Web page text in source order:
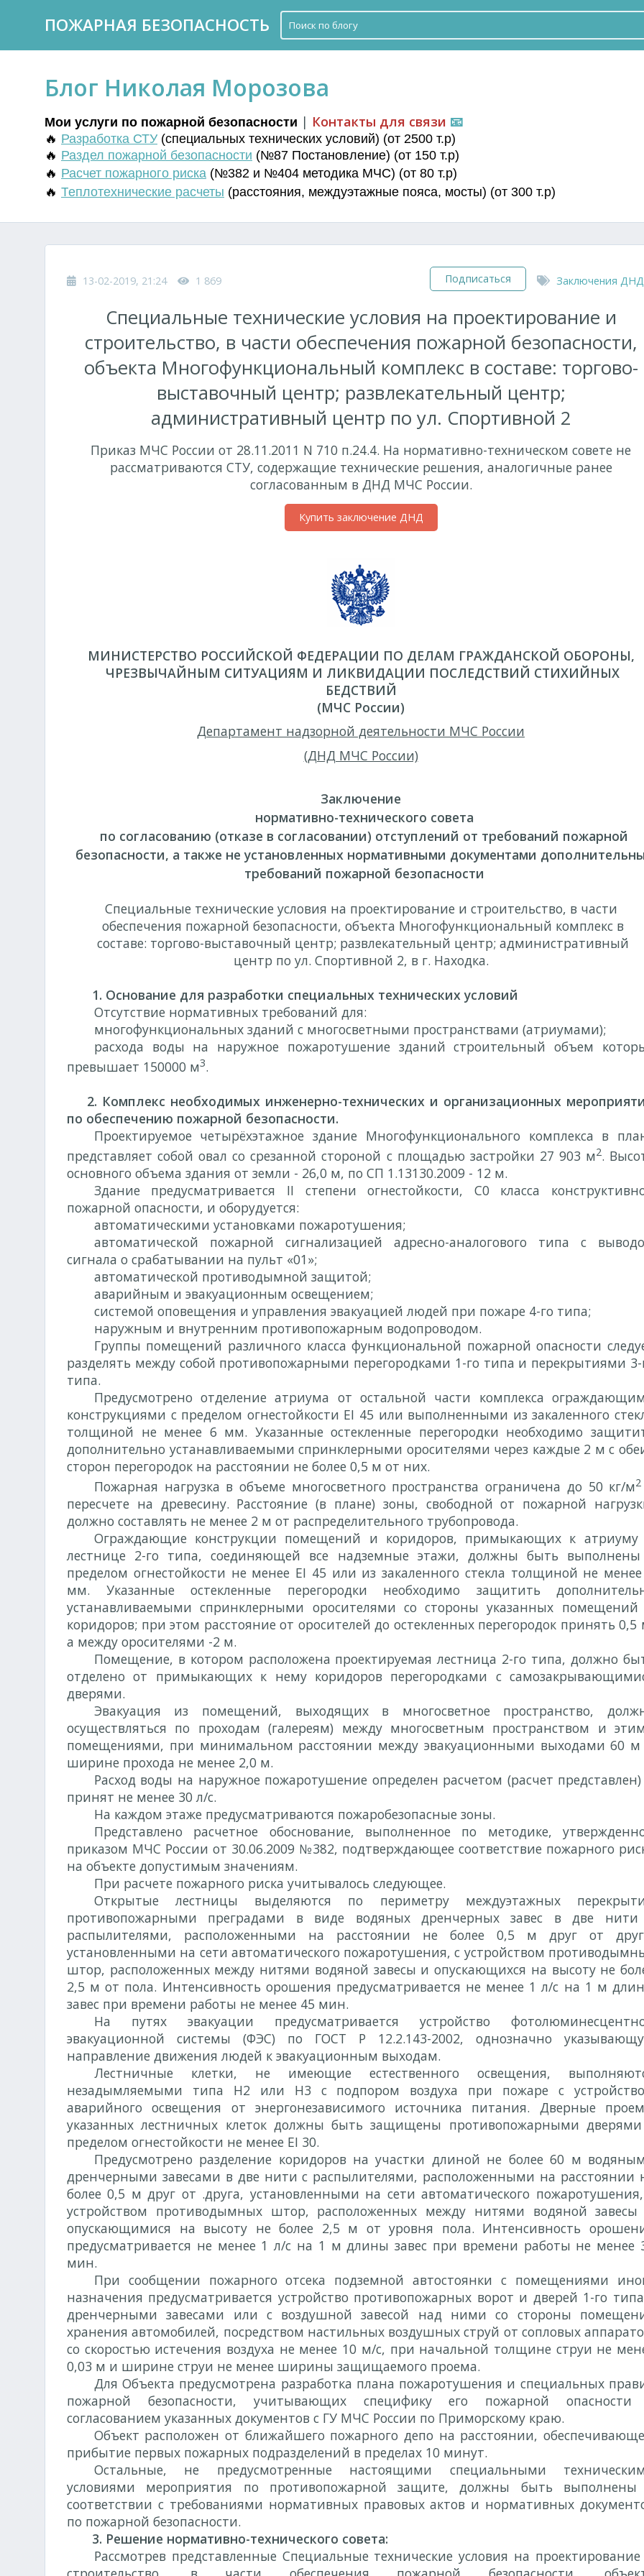
ПОЖАРНАЯ БЕЗОПАСНОСТЬ
Блог Николая Морозова
Мои услуги по пожарной безопасности | Контакты для связи 📧
🔥 Разработка СТУ (специальных технических условий) (от 2500 т.р)
🔥 Раздел пожарной безопасности (№87 Постановление) (от 150 т.р)
🔥 Расчет пожарного риска (№382 и №404 методика МЧС) (от 80 т.р)
🔥 Теплотехнические расчеты (расстояния, междуэтажные пояса, мосты) (от 300 т.р)
13-02-2019, 21:24 1 869 Подписаться Заключения ДНД
Специальные технические условия на проектирование и
строительство, в части обеспечения пожарной безопасности,
объекта Многофункциональный комплекс в составе: торгово-
выставочный центр; развлекательный центр;
административный центр по ул. Спортивной 2
Приказ МЧС России от 28.11.2011 N 710 п.24.4. На нормативно-техническом совете не
рассматриваются СТУ, содержащие технические решения, аналогичные ранее
согласованным в ДНД МЧС России.
Купить заключение ДНД
МИНИСТЕРСТВО РОССИЙСКОЙ ФЕДЕРАЦИИ ПО ДЕЛАМ ГРАЖДАНСКОЙ ОБОРОНЫ,
ЧРЕЗВЫЧАЙНЫМ СИТУАЦИЯМ И ЛИКВИДАЦИИ ПОСЛЕДСТВИЙ СТИХИЙНЫХ
БЕДСТВИЙ
(МЧС России)
Департамент надзорной деятельности МЧС России
(ДНД МЧС России)
Заключение
нормативно-технического совета
по согласованию (отказе в согласовании) отступлений от требований пожарной
безопасности, а также не установленных нормативными документами
требований пожарной безопасности
Специальные технические условия на проектирование и строительство, в части
обеспечения пожарной безопасности, объекта Многофункциональный комплекс в
составе: торгово-выставочный центр; развлекательный центр; административный
центр по ул. Спортивной 2, в г. Находка.
1. Основание для разработки специальных технических условий
Отсутствие нормативных требований для:
многофункциональных зданий с многосветными пространствами (атриумами);
расхода воды на наружное пожаротушение зданий строительный объем
превышает 150000 м3.
2. Комплекс необходимых инженерно-технических и организационных
по обеспечению пожарной безопасности.
Проектируемое четырёхэтажное здание Многофункционального комплекса в
представляет собой овал со срезанной стороной с площадью застройки 27 903 м2.
основного объема здания от земли - 26,0 м, по СП 1.13130.2009 - 12 м.
Здание предусматривается II степени огнестойкости, С0 класса
пожарной опасности, и оборудуется:
автоматическими установками пожаротушения;
автоматической пожарной сигнализацией адресно-аналогового типа с
сигнала о срабатывании на пульт «01»;
автоматической противодымной защитой;
аварийным и эвакуационным освещением;
системой оповещения и управления эвакуацией людей при пожаре 4-го типа;
наружным и внутренним противопожарным водопроводом.
Группы помещений различного класса функциональной пожарной опасности
разделять между собой противопожарными перегородками 1-го типа и перекрытиями 3-
типа.
Предусмотрено отделение атриума от остальной части комплекса
конструкциями с пределом огнестойкости EI 45 или выполненными из закаленного
толщиной не менее 6 мм. Указанные остекленные перегородки необходимо
дополнительно устанавливаемыми спринклерными оросителями через каждые 2 м с
сторон перегородок на расстоянии не более 0,5 м от них.
Пожарная нагрузка в объеме многосветного пространства ограничена до 50 кг/м2
пересчете на древесину. Расстояние (в плане) зоны, свободной от пожарной
должно составлять не менее 2 м от распределительного трубопровода.
Ограждающие конструкции помещений и коридоров, примыкающих к
лестнице 2-го типа, соединяющей все надземные этажи, должны быть
пределом огнестойкости не менее EI 45 или из закаленного стекла толщиной не
мм. Указанные остекленные перегородки необходимо защитить
устанавливаемыми спринклерными оросителями со стороны указанных
коридоров; при этом расстояние от оросителей до остекленных перегородок принять 0,5
а между оросителями -2 м.
Помещение, в котором расположена проектируемая лестница 2-го типа, должно
отделено от примыкающих к нему коридоров перегородками с
дверями.
Эвакуация из помещений, выходящих в многосветное пространство,
осуществляться по проходам (галереям) между многосветным пространством и
помещениями, при минимальном расстоянии между эвакуационными выходами 60
ширине прохода не менее 2,0 м.
Расход воды на наружное пожаротушение определен расчетом (расчет
принят не менее 30 л/с.
На каждом этаже предусматриваются пожаробезопасные зоны.
Представлено расчетное обоснование, выполненное по методике,
приказом МЧС России от 30.06.2009 №382, подтверждающее соответствие пожарного
на объекте допустимым значениям.
При расчете пожарного риска учитывалось следующее.
Открытые лестницы выделяются по периметру междуэтажных
противопожарными преградами в виде водяных дренчерных завес в две
распылителями, расположенными на расстоянии не более 0,5 м друг от
установленными на сети автоматического пожаротушения, с устройством
штор, расположенных между нитями водяной завесы и опускающихся на высоту не
2,5 м от пола. Интенсивность орошения предусматривается не менее 1 л/с на 1 м
завес при времени работы не менее 45 мин.
На путях эвакуации предусматривается устройство
эвакуационной системы (ФЭС) по ГОСТ Р 12.2.143-2002, однозначно
направление движения людей к эвакуационным выходам.
Лестничные клетки, не имеющие естественного освещения,
незадымляемыми типа Н2 или Н3 с подпором воздуха при пожаре с
аварийного освещения от энергонезависимого источника питания. Дверные
указанных лестничных клеток должны быть защищены противопожарными
пределом огнестойкости не менее EI 30.
Предусмотрено разделение коридоров на участки длиной не более 60 м
дренчерными завесами в две нити с распылителями, расположенными на расстоянии
более 0,5 м друг от .друга, установленными на сети автоматического
устройством противодымных штор, расположенных между нитями водяной
опускающимися на высоту не более 2,5 м от уровня пола. Интенсивность
предусматривается не менее 1 л/с на 1 м длины завес при времени работы не менее
мин.
При сообщении пожарного отсека подземной автостоянки с помещениями
назначения предусматривается устройство противопожарных ворот и дверей 1-го
дренчерными завесами или с воздушной завесой над ними со стороны
хранения автомобилей, посредством настильных воздушных струй от сопловых
со скоростью истечения воздуха не менее 10 м/с, при начальной толщине струи не
0,03 м и ширине струи не менее ширины защищаемого проема.
Для Объекта предусмотрена разработка плана пожаротушения и специальных
пожарной безопасности, учитывающих специфику его пожарной
согласованием указанных документов с ГУ МЧС России по Приморскому краю.
Объект расположен от ближайшего пожарного депо на расстоянии,
прибытие первых пожарных подразделений в пределах 10 минут.
Остальные, не предусмотренные настоящими специальными
условиями мероприятия по противопожарной защите, должны быть
соответствии с требованиями нормативных правовых актов и нормативных
по пожарной безопасности.
3. Решение нормативно-технического совета:
Рассмотрев представленные Специальные технические условия на